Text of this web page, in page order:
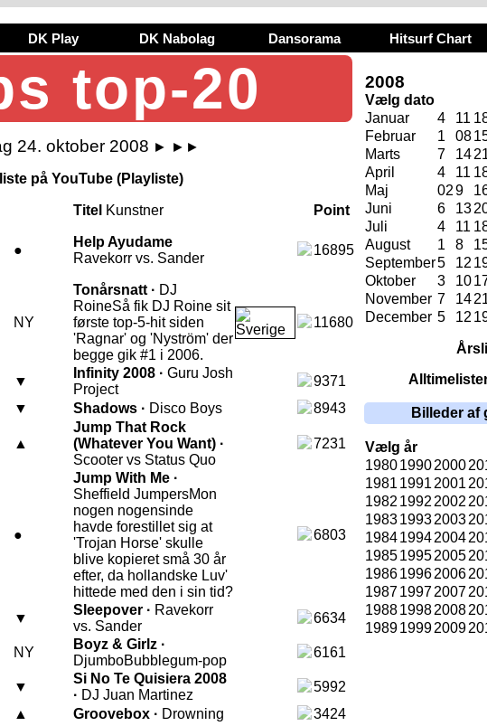
DK Play DK Nabolag Dansorama Hitsurf Chart
top-20
24. oktober 2008 ► ►►
på YouTube (Playliste)
Titel Kunstner Point
●
Help Ayudame
Ravekorr vs. Sander
16895
NY
Tonårsnatt · DJ
RoineSå fik DJ Roine sit
første top-5-hit siden
'Ragnar' og 'Nyström' der
begge gik #1 i 2006.
11680
▼
Infinity 2008 · Guru Josh
Project
9371
▼ Shadows · Disco Boys 8943
▲
Jump That Rock
(Whatever You Want) ·
Scooter vs Status Quo
7231
●
Jump With Me ·
Sheffield JumpersMon
nogen nogensinde
havde forestillet sig at
'Trojan Horse' skulle
blive kopieret små 30 år
efter, da hollandske Luv'
hittede med den i sin tid?
6803
▼
Sleepover · Ravekorr
vs. Sander
6634
NY
Boyz & Girlz ·
DjumboBubblegum-pop
6161
▼
Si No Te Quisiera 2008
· DJ Juan Martinez
5992
▲ Groovebox · Drowning
3424
2008
Vælg dato
Januar
4 11
Februar
1 08
Marts
7 14
April
4 11
Maj
029
Juni
6 13
Juli
4 11
August
1 8
September5 12
Oktober
3 10
November 7 14
December 5 12
Billeder af
Vælg år
198019902000
1981 1991 2001
1982 1992 2002
198319932003
198419942004
198519952005
198619962006
198719972007
198819982008
198919992009